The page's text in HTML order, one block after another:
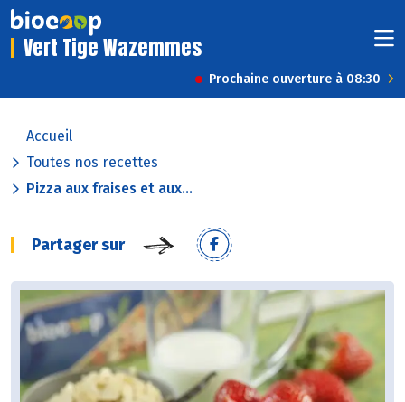
Vert Tige Wazemmes
Prochaine ouverture à 08:30
Accueil
Toutes nos recettes
Pizza aux fraises et aux...
Partager sur